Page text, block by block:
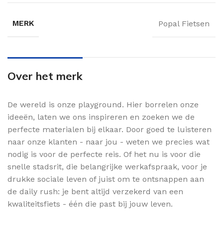
MERK Popal Fietsen
Over het merk
De wereld is onze playground. Hier borrelen onze
ideeën, laten we ons inspireren en zoeken we de
perfecte materialen bij elkaar. Door goed te luisteren
naar onze klanten - naar jou - weten we precies wat
nodig is voor de perfecte reis. Of het nu is voor die
snelle stadsrit, die belangrijke werkafspraak, voor je
drukke sociale leven of juist om te ontsnappen aan
de daily rush: je bent altijd verzekerd van een
kwaliteitsfiets - één die past bij jouw leven.